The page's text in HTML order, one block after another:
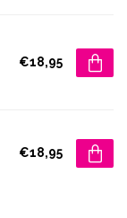
€18,95
€18,95